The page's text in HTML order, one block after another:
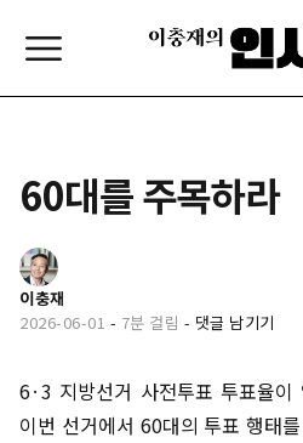
60대를 주목하라
이충재
2026-06-01 - 7분 걸림 - 댓글 남기기
6·3 지방선거 사전투표 투표율
이번 선거에서 60대의 투표 행태